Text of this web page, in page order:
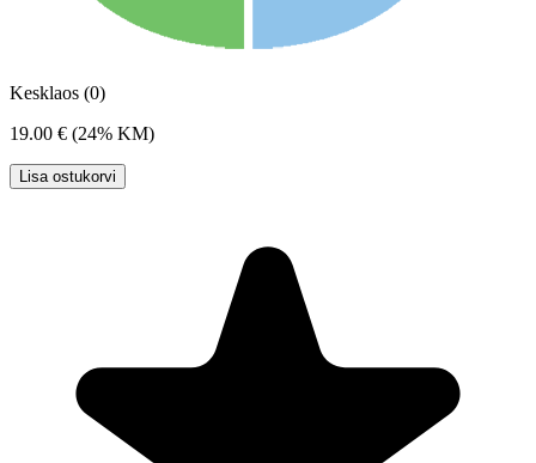
Kesklaos (0)
19.00 € (24% KM)
Lisa ostukorvi